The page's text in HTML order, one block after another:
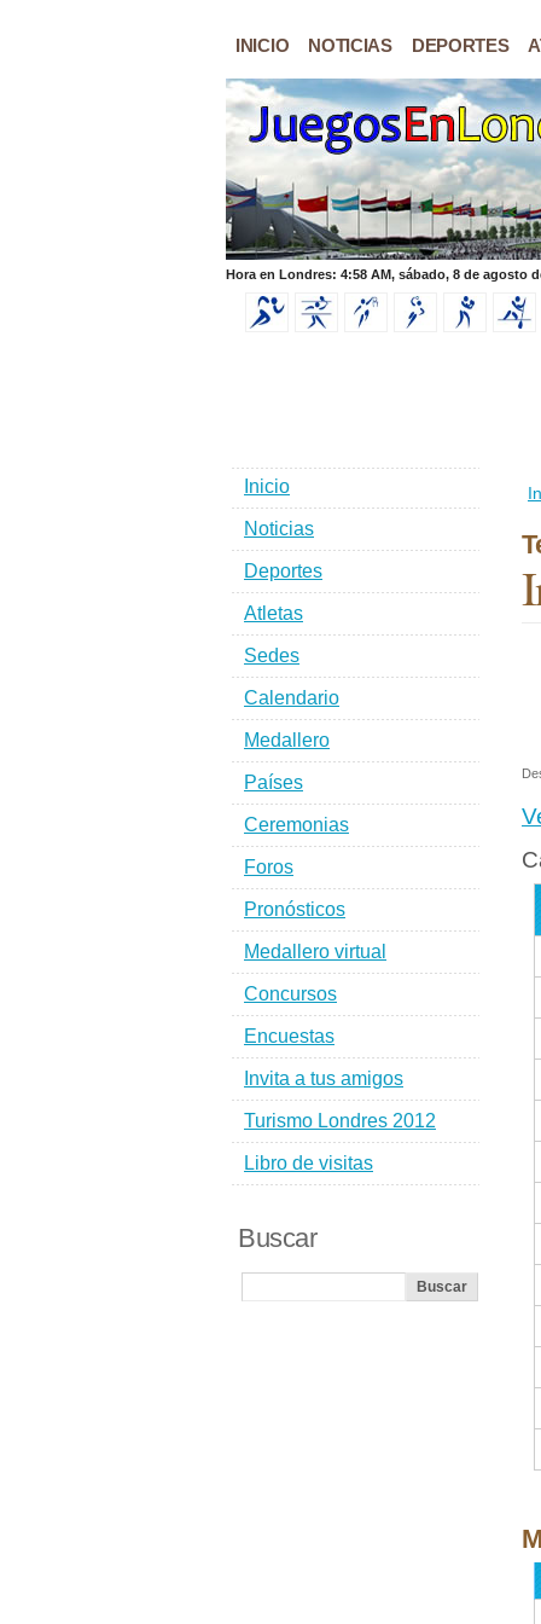
INICIO NOTICIAS DEPORTES
Hora en Londres: 4:58 AM, sábado, 8 de agosto
Inicio
Noticias
Deportes
Atletas
Sedes
Calendario
Medallero
Países
Ceremonias
Foros
Pronósticos
Medallero virtual
Concursos
Encuestas
Invita a tus amigos
Turismo Londres 2012
Libro de visitas
Buscar